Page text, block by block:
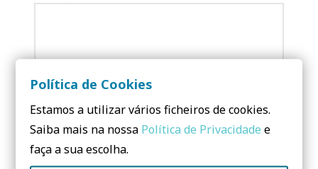
Correo electrónico de respuesta:
Política de Cookies
Estamos a utilizar vários ficheiros de cookies.
Saiba mais na nossa Política de Privacidade e
faça a sua escolha.